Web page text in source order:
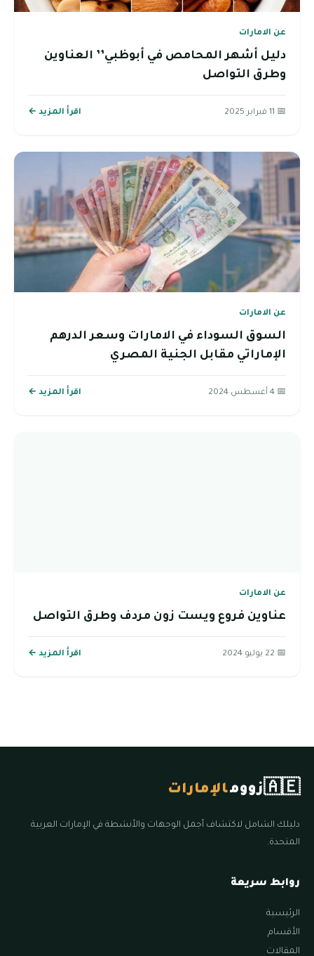
عن الامارات
دليل أشهر المحامص في أبوظبي’’ العناوين
وطرق التواصل
📅 11 فبراير 2025 اقرأ المزيد ←
عن الامارات
السوق السوداء في الامارات وسعر الدرهم
الإماراتي مقابل الجنية المصري
📅 4 أغسطس 2024 اقرأ المزيد ←
عن الامارات
عناوين فروع ويست زون مردف وطرق التواصل
📅 22 يوليو 2024 اقرأ المزيد ←
🇦🇪زوومالإمارات
دليلك الشامل لاكتشاف أجمل الوجهات والأنشطة في الإمارات العربية
المتحدة.
روابط سريعة
الرئيسية
الأقسام
المقالات